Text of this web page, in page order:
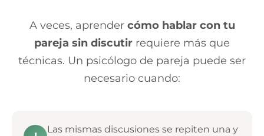
A veces, aprender cómo hablar con tu
pareja sin discutir requiere más que
técnicas. Un psicólogo de pareja puede ser
necesario cuando:
Las mismas discusiones se repiten una y